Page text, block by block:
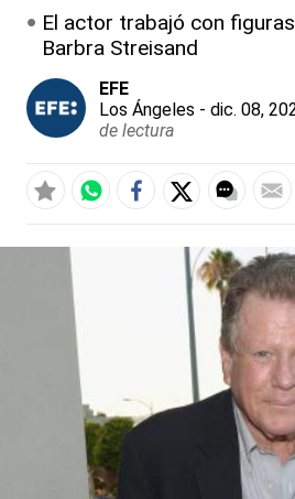
El actor trabajó con
Barbra Streisand
EFE
Los Ángeles - dic. 08,
de lectura